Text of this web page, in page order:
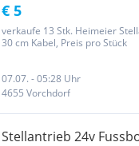
€ 5
verkaufe 13 Stk. Heimeier
30 cm Kabel, Preis pro Stück
07.07. - 05:28 Uhr
4655 Vorchdorf
Stellantrieb 24v